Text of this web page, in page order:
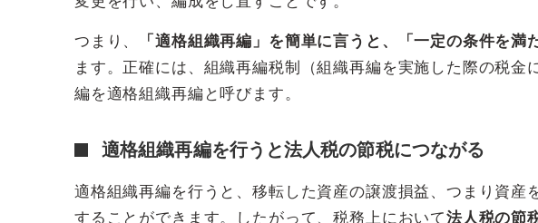
つまり、 「適格組織再編」を簡単に言うと、「一定の条件を満
ます。正確には、組織再編税制（組織再編を実施した際の税金
編を適格組織再編と呼びます。
適格組織再編を行うと法人税の節税につながる
適格組織再編を行うと、移転した資産の譲渡損益、つまり資産
することができます。したがって、税務上において法人税の節